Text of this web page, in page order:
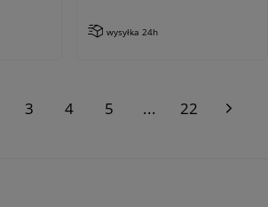
wysyłka 24h
3 4 5 ... 22